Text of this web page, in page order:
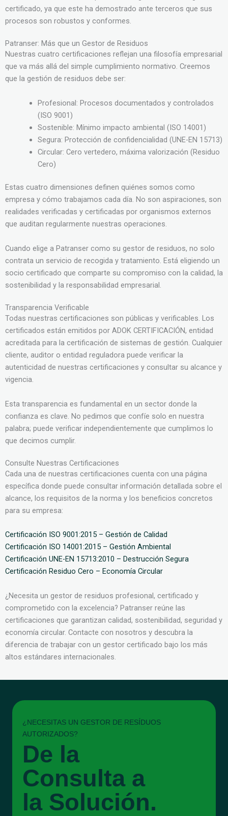
certificado, ya que este ha demostrado ante terceros que sus
procesos son robustos y conformes.
Patranser: Más que un Gestor de Residuos
Nuestras cuatro certificaciones reflejan una filosofía empresarial
que va más allá del simple cumplimiento normativo. Creemos
que la gestión de residuos debe ser:
Profesional: Procesos documentados y controlados
(ISO 9001)
Sostenible: Mínimo impacto ambiental (ISO 14001)
Segura: Protección de confidencialidad (UNE-EN 15713)
Circular: Cero vertedero, máxima valorización (Residuo
Cero)
Estas cuatro dimensiones definen quiénes somos como
empresa y cómo trabajamos cada día. No son aspiraciones, son
realidades verificadas y certificadas por organismos externos
que auditan regularmente nuestras operaciones.
Cuando elige a Patranser como su gestor de residuos, no solo
contrata un servicio de recogida y tratamiento. Está eligiendo un
socio certificado que comparte su compromiso con la calidad, la
sostenibilidad y la responsabilidad empresarial.
Transparencia Verificable
Todas nuestras certificaciones son públicas y verificables. Los
certificados están emitidos por ADOK CERTIFICACIÓN, entidad
acreditada para la certificación de sistemas de gestión. Cualquier
cliente, auditor o entidad reguladora puede verificar la
autenticidad de nuestras certificaciones y consultar su alcance y
vigencia.
Esta transparencia es fundamental en un sector donde la
confianza es clave. No pedimos que confíe solo en nuestra
palabra; puede verificar independientemente que cumplimos lo
que decimos cumplir.
Consulte Nuestras Certificaciones
Cada una de nuestras certificaciones cuenta con una página
específica donde puede consultar información detallada sobre el
alcance, los requisitos de la norma y los beneficios concretos
para su empresa:
Certificación ISO 9001:2015 – Gestión de Calidad
Certificación ISO 14001:2015 – Gestión Ambiental
Certificación UNE-EN 15713:2010 – Destrucción Segura
Certificación Residuo Cero – Economía Circular
¿Necesita un gestor de residuos profesional, certificado y
comprometido con la excelencia? Patranser reúne las
certificaciones que garantizan calidad, sostenibilidad, seguridad y
economía circular. Contacte con nosotros y descubra la
diferencia de trabajar con un gestor certificado bajo los más
altos estándares internacionales.
¿NECESITAS UN GESTOR DE RESÍDUOS
AUTORIZADOS?
De la
Consulta a
la Solución.